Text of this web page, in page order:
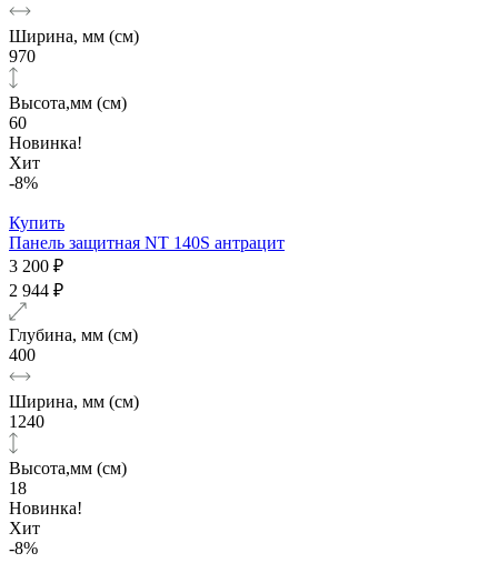
Ширина, мм (см)
970
Высота,мм (см)
60
Новинка!
Хит
-8%
Купить
Панель защитная NT 140S антрацит
3 200 ₽
2 944 ₽
Глубина, мм (см)
400
Ширина, мм (см)
1240
Высота,мм (см)
18
Новинка!
Хит
-8%